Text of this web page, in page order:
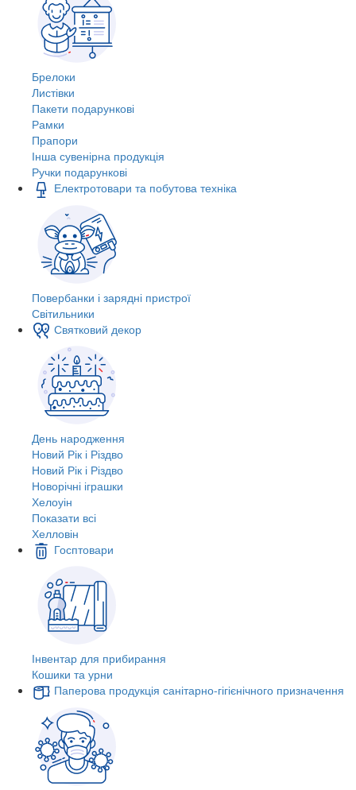
Брелоки
Листівки
Пакети подарункові
Рамки
Прапори
Інша сувенірна продукція
Ручки подарункові
Електротовари та побутова техніка
Повербанки і зарядні пристрої
Світильники
Святковий декор
День народження
Новий Рік і Різдво
Новий Рік і Різдво
Новорічні іграшки
Хелоуін
Показати всі
Хелловін
Госптовари
Інвентар для прибирання
Кошики та урни
Паперова продукція санітарно-гігієнічного призначення